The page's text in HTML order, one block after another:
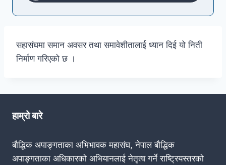
सहासंघमा समान अवसर तथा समावेशीतालाई ध्यान दिई यो निती
निर्माण गरिएको छ ।
हाम्रो बारे
बौद्धिक अपाङ्गताका अभिभावक महासंघ, नेपाल बौद्धिक
अपाङ्गताका अधिकारको अभियानलाई नेतृत्व गर्ने राष्ट्रियस्तरको